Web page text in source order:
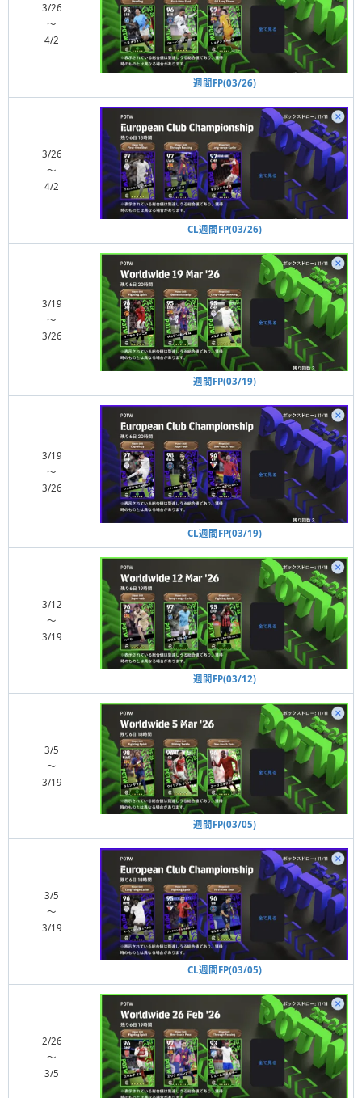
3/26
〜
4/2
週間FP(03/26)
3/26
〜
4/2
CL週間FP(03/26)
3/19
〜
3/26
週間FP(03/19)
3/19
〜
3/26
CL週間FP(03/19)
3/12
〜
3/19
週間FP(03/12)
3/5
〜
3/19
週間FP(03/05)
3/5
〜
3/19
CL週間FP(03/05)
2/26
〜
3/5